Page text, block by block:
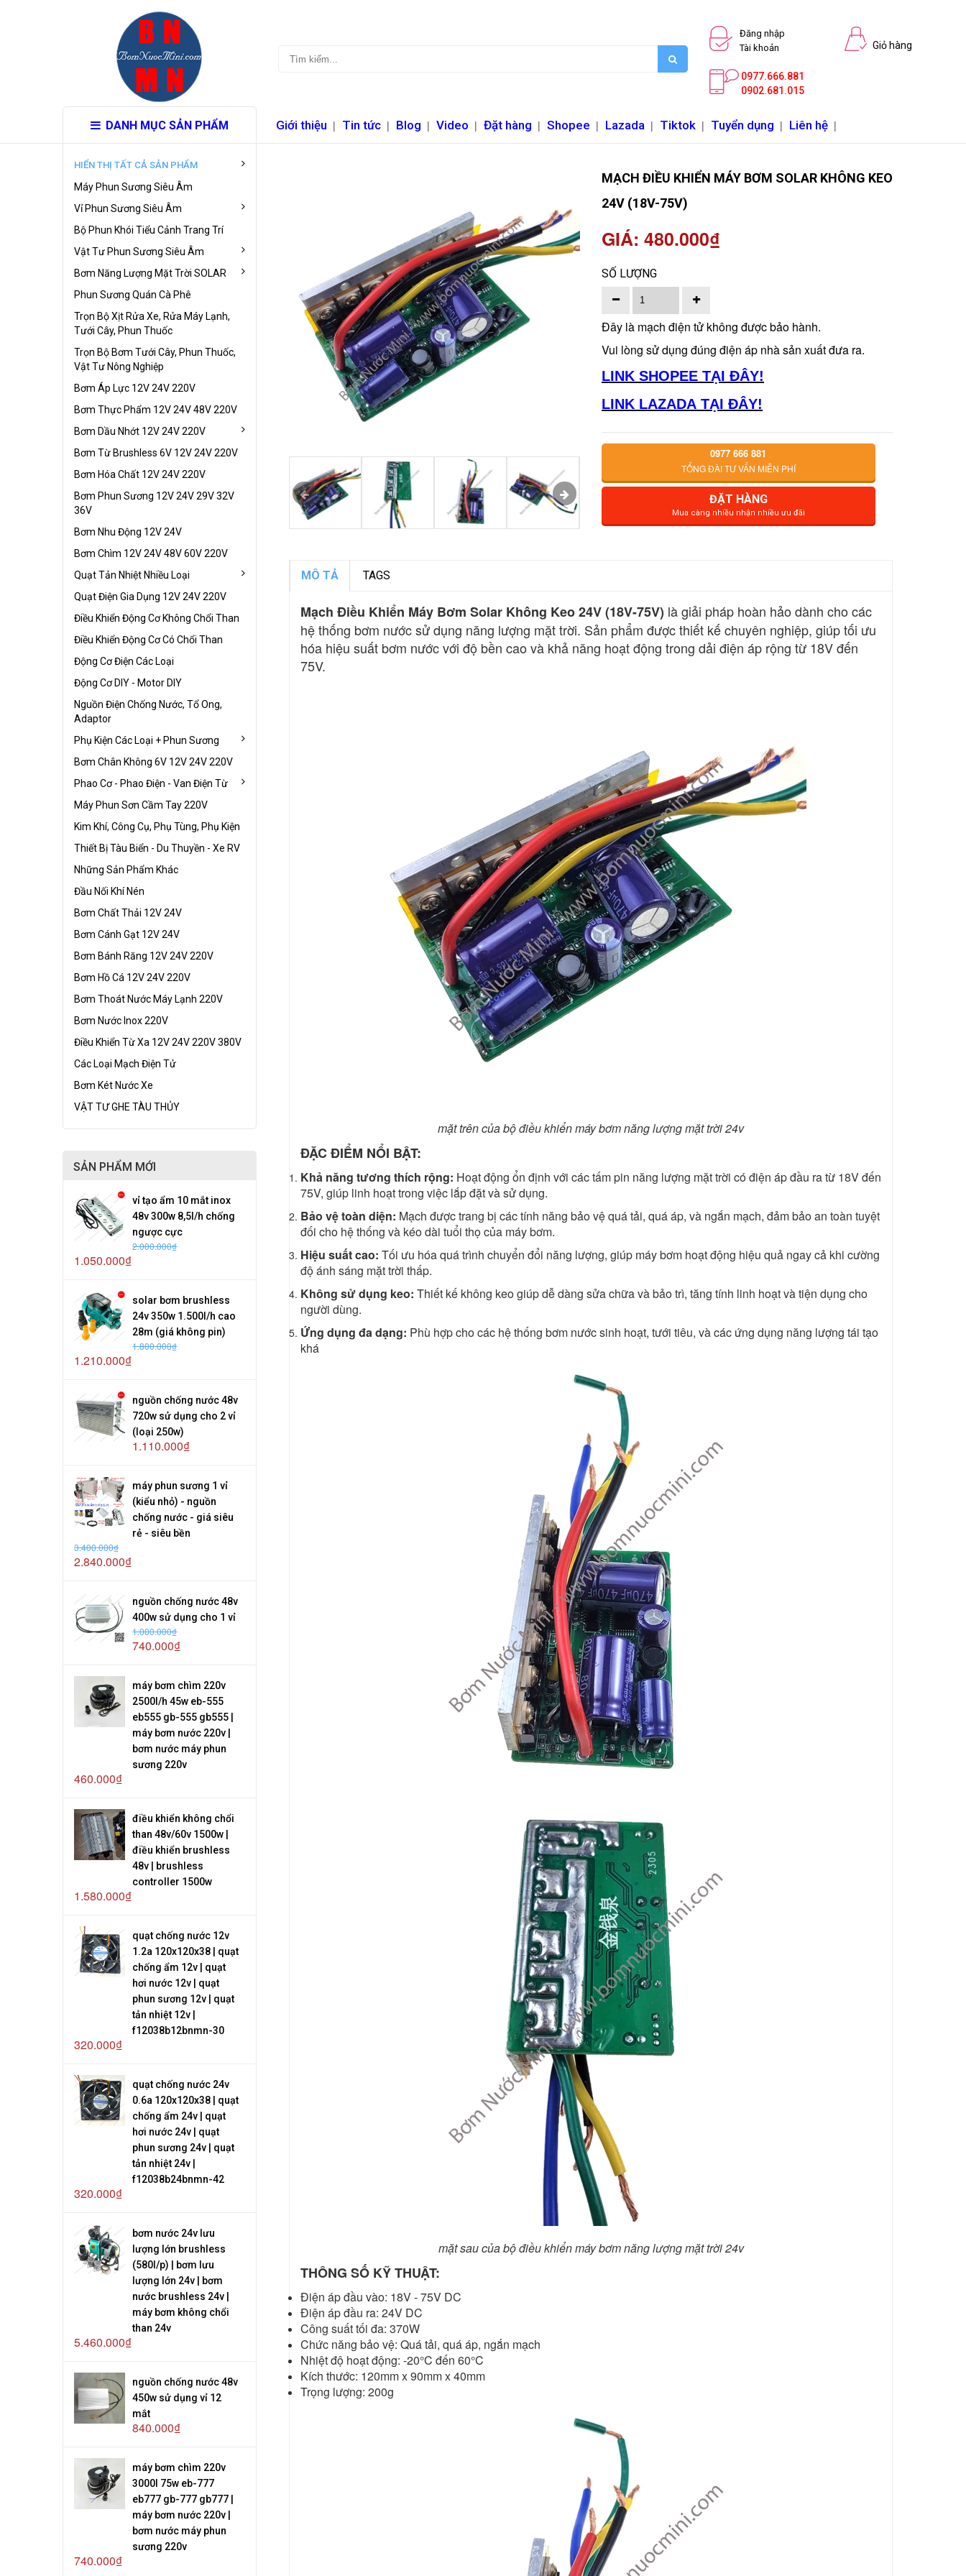
Đăng nhập
Tài khoản
Giỏ hàng
0977.666.881
0902.681.015
DANH MỤC SẢN PHẨM Giới thiệu | Tin tức | Blog | Video | Đặt hàng | Shopee | Lazada | Tiktok | Tuyển dụng | Liên hệ |
HIỂN THỊ TẤT CẢ SẢN PHẨM
Máy Phun Sương Siêu Âm
Vỉ Phun Sương Siêu Âm
Bộ Phun Khói Tiểu Cảnh Trang Trí
Vật Tư Phun Sương Siêu Âm
Bơm Năng Lượng Mặt Trời SOLAR
Phun Sương Quán Cà Phê
Trọn Bộ Xịt Rửa Xe, Rửa Máy Lạnh,
Tưới Cây, Phun Thuốc
Trọn Bộ Bơm Tưới Cây, Phun Thuốc,
Vật Tư Nông Nghiệp
Bơm Áp Lực 12V 24V 220V
Bơm Thực Phẩm 12V 24V 48V 220V
Bơm Dầu Nhớt 12V 24V 220V
Bơm Từ Brushless 6V 12V 24V 220V
Bơm Hóa Chất 12V 24V 220V
Bơm Phun Sương 12V 24V 29V 32V
36V
Bơm Nhu Động 12V 24V
Bơm Chìm 12V 24V 48V 60V 220V
Quạt Tản Nhiệt Nhiều Loại
Quạt Điện Gia Dụng 12V 24V 220V
Điều Khiển Động Cơ Không Chổi Than
Điều Khiển Động Cơ Có Chổi Than
Động Cơ Điện Các Loại
Động Cơ DIY - Motor DIY
Nguồn Điện Chống Nước, Tổ Ong,
Adaptor
Phụ Kiện Các Loại + Phun Sương
Bơm Chân Không 6V 12V 24V 220V
Phao Cơ - Phao Điện - Van Điện Từ
Máy Phun Sơn Cầm Tay 220V
Kim Khí, Công Cụ, Phụ Tùng, Phụ Kiện
Thiết Bị Tàu Biển - Du Thuyền - Xe RV
Những Sản Phẩm Khác
Đầu Nối Khí Nén
Bơm Chất Thải 12V 24V
Bơm Cánh Gạt 12V 24V
Bơm Bánh Răng 12V 24V 220V
Bơm Hồ Cá 12V 24V 220V
Bơm Thoát Nước Máy Lạnh 220V
Bơm Nước Inox 220V
Điều Khiển Từ Xa 12V 24V 220V 380V
Các Loại Mạch Điện Tử
Bơm Két Nước Xe
VẬT TƯ GHE TÀU THỦY
SẢN PHẨM MỚI
vỉ tạo ẩm 10 mắt inox
48v 300w 8,5l/h chống
ngược cực
2.000.000₫
1.050.000₫
solar bơm brushless
24v 350w 1.500l/h cao
28m (giá không pin)
1.800.000₫
1.210.000₫
nguồn chống nước 48v
720w sử dụng cho 2 vỉ
(loại 250w)
1.110.000₫
máy phun sương 1 vỉ
(kiểu nhỏ) - nguồn
chống nước - giá siêu
rẻ - siêu bền
3.400.000₫
2.840.000₫
nguồn chống nước 48v
400w sử dụng cho 1 vỉ
1.000.000₫
740.000₫
máy bơm chìm 220v
2500l/h 45w eb-555
eb555 gb-555 gb555 |
máy bơm nước 220v |
bơm nước máy phun
sương 220v
460.000₫
điều khiển không chổi
than 48v/60v 1500w |
điều khiển brushless
48v | brushless
controller 1500w
1.580.000₫
quạt chống nước 12v
1.2a 120x120x38 | quạt
chống ẩm 12v | quạt
hơi nước 12v | quạt
phun sương 12v | quạt
tản nhiệt 12v |
f12038b12bnmn-30
320.000₫
quạt chống nước 24v
0.6a 120x120x38 | quạt
chống ẩm 24v | quạt
hơi nước 24v | quạt
phun sương 24v | quạt
tản nhiệt 24v |
f12038b24bnmn-42
320.000₫
bơm nước 24v lưu
lượng lớn brushless
(580l/p) | bơm lưu
lượng lớn 24v | bơm
nước brushless 24v |
máy bơm không chổi
than 24v
5.460.000₫
nguồn chống nước 48v
450w sử dụng vỉ 12
mắt
840.000₫
máy bơm chìm 220v
3000l 75w eb-777
eb777 gb-777 gb777 |
máy bơm nước 220v |
bơm nước máy phun
sương 220v
740.000₫
MẠCH ĐIỀU KHIỂN MÁY BƠM SOLAR KHÔNG KEO
24V (18V-75V)
GIÁ: 480.000₫
SỐ LƯỢNG
Đây là mạch điện tử không được bảo hành.
Vui lòng sử dụng đúng điện áp nhà sản xuất đưa ra.
LINK SHOPEE TẠI ĐÂY!
LINK LAZADA TẠI ĐÂY!
0977 666 881
TỔNG ĐÀI TƯ VẤN MIỄN PHÍ
ĐẶT HÀNG
Mua càng nhiều nhận nhiều ưu đãi
MÔ TẢ TAGS
Mạch Điều Khiển Máy Bơm Solar Không Keo 24V (18V-75V) là giải pháp hoàn hảo dành cho các
hệ thống bơm nước sử dụng năng lượng mặt trời. Sản phẩm được thiết kế chuyên nghiệp, giúp tối ưu
hóa hiệu suất bơm nước với độ bền cao và khả năng hoạt động trong dải điện áp rộng từ 18V đến
75V.
mặt trên của bộ điều khiển máy bơm năng lượng mặt trời 24v
ĐẶC ĐIỂM NỔI BẬT:
Khả năng tương thích rộng: Hoạt động ổn định với các tấm pin năng lượng mặt trời có điện áp đầu ra từ 18V đến
75V, giúp linh hoạt trong việc lắp đặt và sử dụng.
Bảo vệ toàn diện: Mạch được trang bị các tính năng bảo vệ quá tải, quá áp, và ngắn mạch, đảm bảo an toàn tuyệt
đối cho hệ thống và kéo dài tuổi thọ của máy bơm.
Hiệu suất cao: Tối ưu hóa quá trình chuyển đổi năng lượng, giúp máy bơm hoạt động hiệu quả ngay cả khi cường
độ ánh sáng mặt trời thấp.
Không sử dụng keo: Thiết kế không keo giúp dễ dàng sửa chữa và bảo trì, tăng tính linh hoạt và tiện dụng cho
người dùng.
Ứng dụng đa dạng: Phù hợp cho các hệ thống bơm nước sinh hoạt, tưới tiêu, và các ứng dụng năng lượng tái tạo
khá
mặt sau của bộ điều khiển máy bơm năng lượng mặt trời 24v
THÔNG SỐ KỸ THUẬT:
Điện áp đầu vào: 18V - 75V DC
Điện áp đầu ra: 24V DC
Công suất tối đa: 370W
Chức năng bảo vệ: Quá tải, quá áp, ngắn mạch
Nhiệt độ hoạt động: -20°C đến 60°C
Kích thước: 120mm x 90mm x 40mm
Trọng lượng: 200g